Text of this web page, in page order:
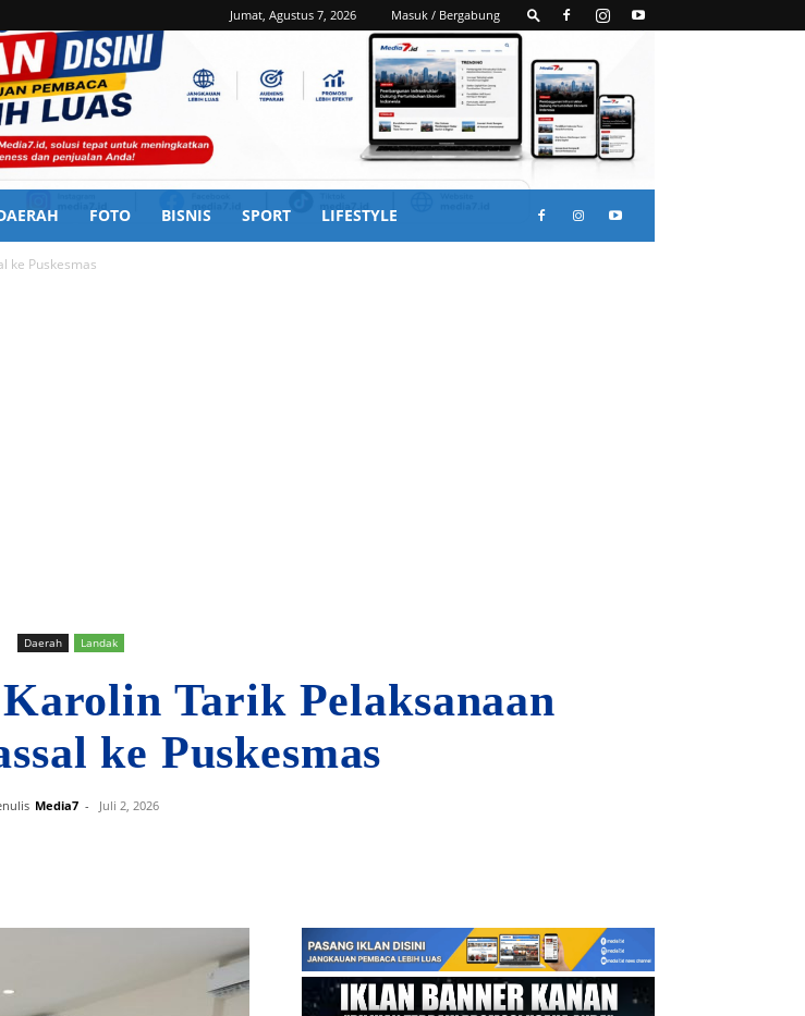
Jumat, Agustus 7, 2026 Masuk / Bergabung
FOTO BISNIS SPORT LIFESTYLE
ke Puskesmas
Daerah Landak
Tarik Pelaksanaan
ke Puskesmas
Media7 - Juli 2, 2026